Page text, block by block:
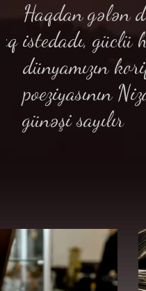
Haqdan gələn
istedadı, güclü
dünyamızın
poeziyasının
günəşi sayılır